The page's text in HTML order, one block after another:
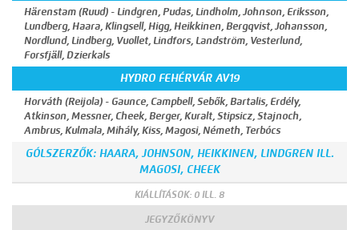
Härenstam (Ruud) - Lindgren, Pudas, Lindholm, Johnson, Eriksson,
Lundberg, Haara, Klingsell, Higg, Heikkinen, Bergqvist, Johansson,
Nordlund, Lindberg, Vuollet, Lindfors, Landström, Vesterlund,
Forsfjäll, Dzierkals
HYDRO FEHÉRVÁR AV19
Horváth (Reijola) - Gaunce, Campbell, Sebők, Bartalis, Erdély,
Atkinson, Messner, Cheek, Berger, Kuralt, Stipsicz, Stajnoch,
Ambrus, Kulmala, Mihály, Kiss, Magosi, Németh, Terbócs
GÓLSZERZŐK: HAARA, JOHNSON, HEIKKINEN, LINDGREN ILL.
MAGOSI, CHEEK
KIÁLLÍTÁSOK: 0 ILL. 8
JEGYZŐKÖNYV